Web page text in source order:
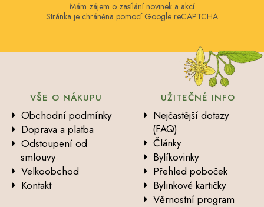
Mám zájem o zasílání novinek a akcí
Stránka je chráněna pomocí Google reCAPTCHA
VŠE O NÁKUPU
Obchodní podmínky
Doprava a platba
Odstoupení od
smlouvy
Velkoobchod
Kontakt
UŽITEČNÉ INFO
Nejčastější dotazy
(FAQ)
Články
Bylíkovinky
Přehled poboček
Bylinkové kartičky
Věrnostní program